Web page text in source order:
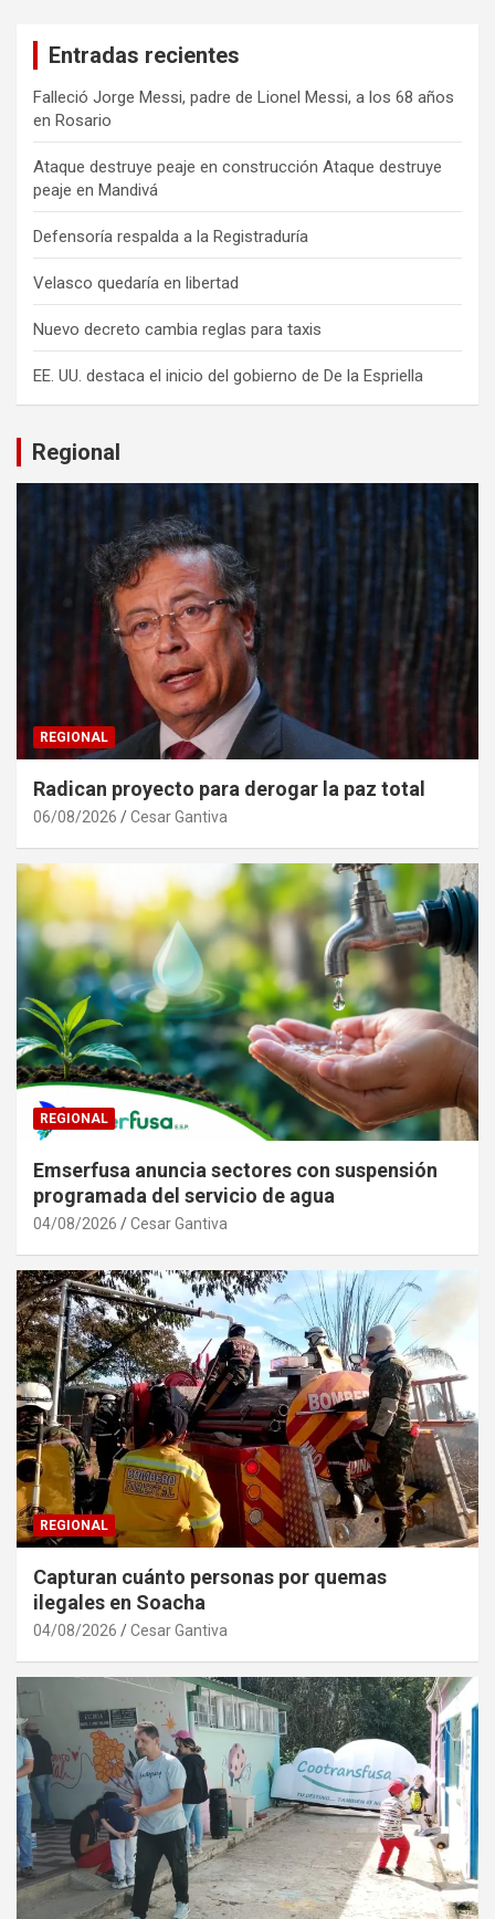
Entradas recientes
Falleció Jorge Messi, padre de Lionel Messi, a los 68 años
en Rosario
Ataque destruye peaje en construcción Ataque destruye
peaje en Mandivá
Defensoría respalda a la Registraduría
Velasco quedaría en libertad
Nuevo decreto cambia reglas para taxis
EE. UU. destaca el inicio del gobierno de De la Espriella
Regional
REGIONAL
Radican proyecto para derogar la paz total
06/08/2026 Cesar Gantiva
REGIONAL
Emserfusa anuncia sectores con suspensión
programada del servicio de agua
04/08/2026 Cesar Gantiva
REGIONAL
Capturan cuánto personas por quemas
ilegales en Soacha
04/08/2026 Cesar Gantiva